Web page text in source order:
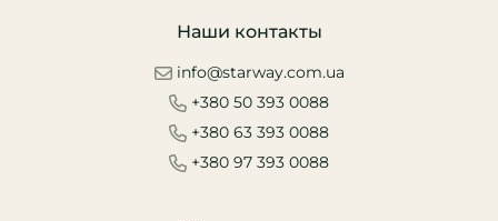
Наши контакты
info@starway.com.ua
+380 50 393 0088
+380 63 393 0088
+380 97 393 0088